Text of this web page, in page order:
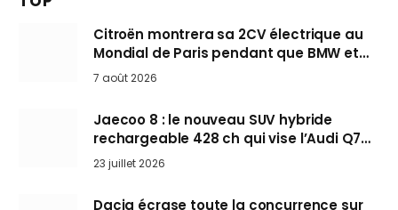
Citroën montrera sa 2CV électrique au
Mondial de Paris pendant que BMW et
Mini désertent le salon
7 août 2026
Jaecoo 8 : le nouveau SUV hybride
rechargeable 428 ch qui vise l’Audi Q7
arrive en Europe cet automne
23 juillet 2026
Dacia écrase toute la concurrence sur